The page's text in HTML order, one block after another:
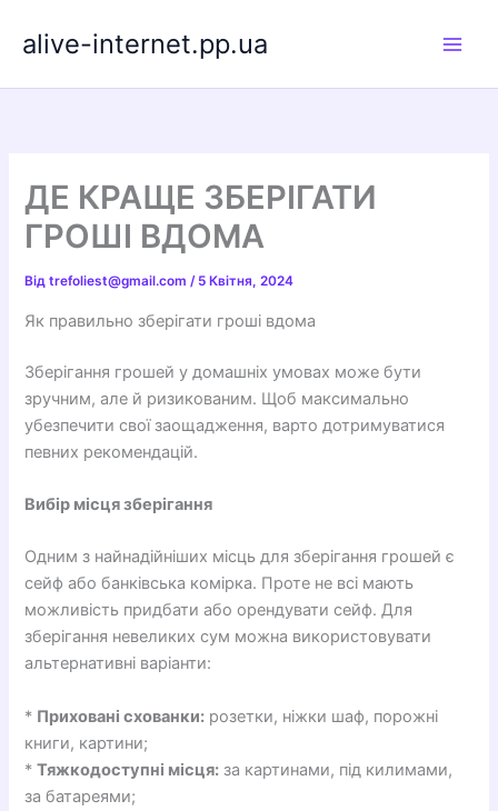
alive-internet.pp.ua
ДЕ КРАЩЕ ЗБЕРІГАТИ
ГРОШІ ВДОМА
Відtrefoliest@gmail.com/ 5 Квітня, 2024
Як правильно зберігати гроші вдома
Зберігання грошей у домашніх умовах може бути
зручним, але й ризикованим. Щоб максимально
убезпечити свої заощадження, варто дотримуватися
певних рекомендацій.
Вибір місця зберігання
Одним з найнадійніших місць для зберігання грошей є
сейф або банківська комірка. Проте не всі мають
можливість придбати або орендувати сейф. Для
зберігання невеликих сум можна використовувати
альтернативні варіанти:
* Приховані схованки: розетки, ніжки шаф, порожні
книги, картини;
*Тяжкодоступні місця: за картинами, під килимами,
за батареями;